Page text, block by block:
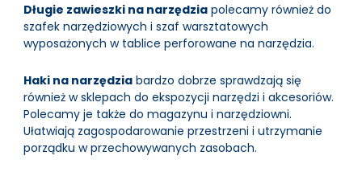
Długie zawieszki na narzędzia polecamy również do
szafek narzędziowych i szaf warsztatowych
wyposażonych w tablice perforowane na narzędzia.
Haki na narzędzia bardzo dobrze sprawdzają się
również w sklepach do ekspozycji narzędzi i akcesoriów.
Polecamy je także do magazynu i narzędziowni.
Ułatwiają zagospodarowanie przestrzeni i utrzymanie
porządku w przechowywanych zasobach.